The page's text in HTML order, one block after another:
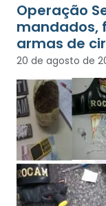
Operação
mandados,
armas de
20 de agosto de